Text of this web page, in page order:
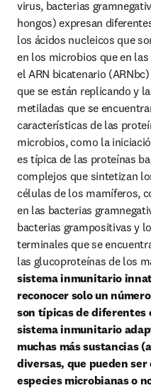
virus, bacterias
hongos) expresan
los ácidos nucleicos que
en los microbios que en
el ARN bicatenario
que se están replicando y
metiladas que se
características de las
microbios, como la
es típica de las proteínas
complejos que sintetizan
células de los mamíferos,
en las bacterias
bacterias grampositivas y
terminales que se
las glucoproteínas de los
sistema inmunitario
reconocer solo un
son típicas de diferentes
sistema inmunitario
muchas más sustancias
diversas, que pueden
especies microbianas o